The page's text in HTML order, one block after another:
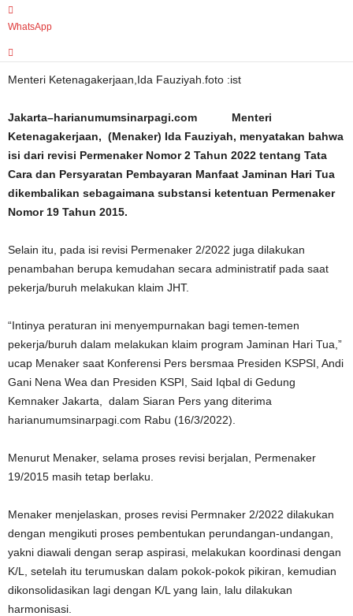
WhatsApp
Menteri Ketenagakerjaan,Ida Fauziyah.foto :ist
Jakarta–harianumumsinarpagi.com Menteri
Ketenagakerjaan, (Menaker) Ida Fauziyah, menyatakan bahwa
isi dari revisi Permenaker Nomor 2 Tahun 2022 tentang Tata
Cara dan Persyaratan Pembayaran Manfaat Jaminan Hari Tua
dikembalikan sebagaimana substansi ketentuan Permenaker
Nomor 19 Tahun 2015.
Selain itu, pada isi revisi Permenaker 2/2022 juga dilakukan
penambahan berupa kemudahan secara administratif pada saat
pekerja/buruh melakukan klaim JHT.
“Intinya peraturan ini menyempurnakan bagi temen-temen
pekerja/buruh dalam melakukan klaim program Jaminan Hari Tua,”
ucap Menaker saat Konferensi Pers bersmaa Presiden KSPSI, Andi
Gani Nena Wea dan Presiden KSPI, Said Iqbal di Gedung
Kemnaker Jakarta, dalam Siaran Pers yang diterima
harianumumsinarpagi.com Rabu (16/3/2022).
Menurut Menaker, selama proses revisi berjalan, Permenaker
19/2015 masih tetap berlaku.
Menaker menjelaskan, proses revisi Permnaker 2/2022 dilakukan
dengan mengikuti proses pembentukan perundangan-undangan,
yakni diawali dengan serap aspirasi, melakukan koordinasi dengan
K/L, setelah itu terumuskan dalam pokok-pokok pikiran, kemudian
dikonsolidasikan lagi dengan K/L yang lain, lalu dilakukan
harmonisasi.